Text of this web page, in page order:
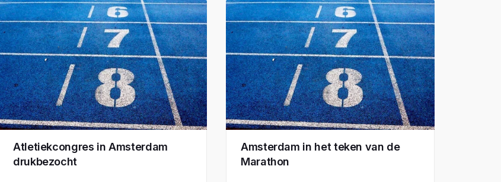
Atletiekcongres in Amsterdam
drukbezocht
Amsterdam in het teken van de
Marathon